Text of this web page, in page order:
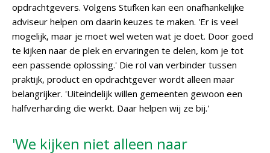
opdrachtgevers. Volgens Stufken kan een onafhankelijke
adviseur helpen om daarin keuzes te maken. 'Er is veel
mogelijk, maar je moet wel weten wat je doet. Door goed
te kijken naar de plek en ervaringen te delen, kom je tot
een passende oplossing.' Die rol van verbinder tussen
praktijk, product en opdrachtgever wordt alleen maar
belangrijker. 'Uiteindelijk willen gemeenten gewoon een
halfverharding die werkt. Daar helpen wij ze bij.'
'We kijken niet alleen naar